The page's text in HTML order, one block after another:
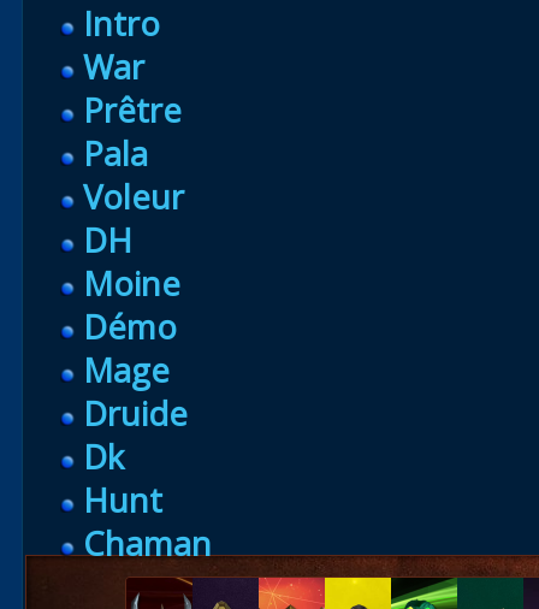
Intro
War
Prêtre
Pala
Voleur
DH
Moine
Démo
Mage
Druide
Dk
Hunt
Chaman